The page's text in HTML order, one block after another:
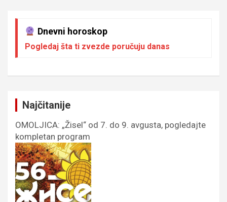
Dnevni horoskop
Pogledaj šta ti zvezde poručuju danas
Najčitanije
OMOLJICA: „Žisel“ od 7. do 9. avgusta, pogledajte
kompletan program